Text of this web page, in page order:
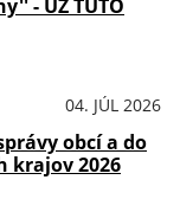
- UŽ TÚTO
04. JÚL 2026
obcí a do
krajov 2026